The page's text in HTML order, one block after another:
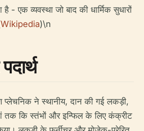
है - एक व्यवस्था जो बाद की धार्मिक सुधारों
Wikipedia)\n
ने स्थानीय, दान की गई लकड़ी,
तक ​​कि स्तंभों और इन्फिल के लिए कंक्रीट